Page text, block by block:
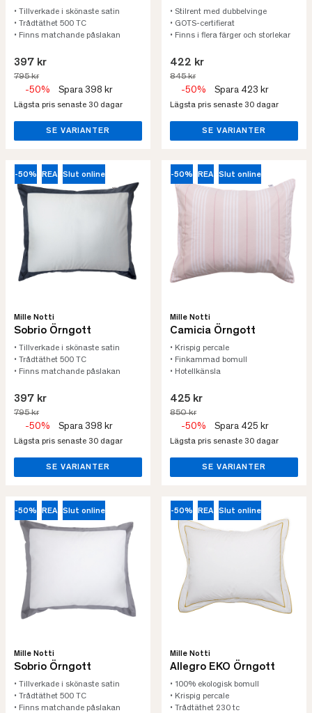
• Tillverkade i skönaste satin
• Trådtäthet 500 TC
• Finns matchande påslakan
397 kr
795 kr
-50% Spara 398 kr
Lägsta pris senaste 30 dagar
SE VARIANTER
• Stilrent med dubbelvinge
• GOTS-certifierat
• Finns i flera färger och storlekar
422 kr
845 kr
-50% Spara 423 kr
Lägsta pris senaste 30 dagar
SE VARIANTER
-50% REA Slut online
Mille Notti
Sobrio Örngott
• Tillverkade i skönaste satin
• Trådtäthet 500 TC
• Finns matchande påslakan
397 kr
795 kr
-50% Spara 398 kr
Lägsta pris senaste 30 dagar
SE VARIANTER
-50% REA Slut online
Mille Notti
Camicia Örngott
• Krispig percale
• Finkammad bomull
• Hotellkänsla
425 kr
850 kr
-50% Spara 425 kr
Lägsta pris senaste 30 dagar
SE VARIANTER
-50% REA Slut online
Mille Notti
Sobrio Örngott
• Tillverkade i skönaste satin
• Trådtäthet 500 TC
• Finns matchande påslakan
-50% REA Slut online
Mille Notti
Allegro EKO Örngott
• 100% ekologisk bomull
• Krispig percale
• Trådtäthet 230 tc